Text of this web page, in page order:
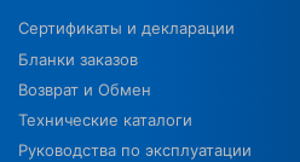
Сертификаты и декларации
Бланки заказов
Возврат и Обмен
Технические каталоги
Руководства по эксплуатации